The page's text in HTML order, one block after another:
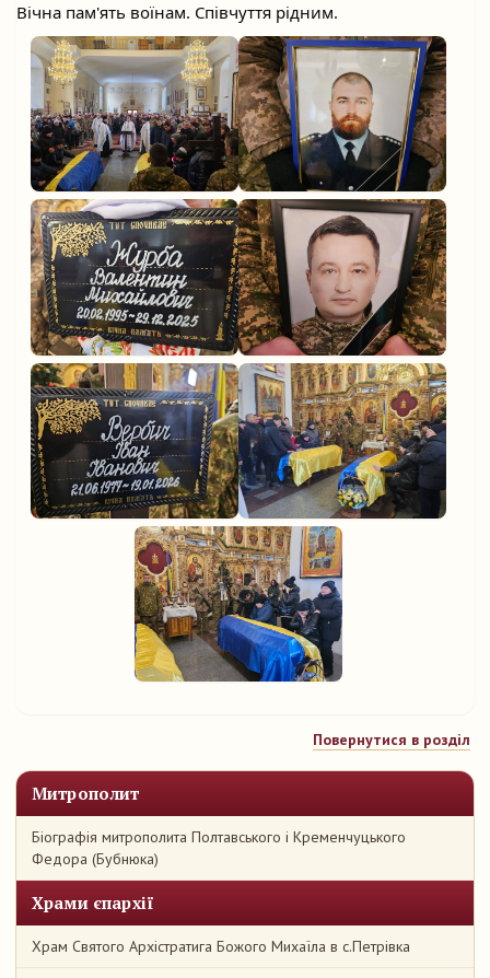
Митрополит
Біографія митрополита Полтавського і Кременчуцького
Федора (Бубнюка)
Храми єпархії
Храм Святого Архістратига Божого Михаїла в с.Петрівка
Вічна пам'ять воїнам. Співчуття рідним.
Повернутися в розділ